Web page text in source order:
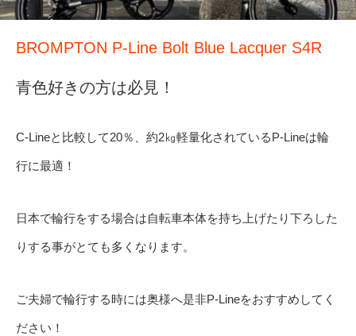
BROMPTON P-Line Bolt Blue Lacquer S4R
青色好きの方は必見！
C-Lineと比較して20％、約2㎏軽量化されているP-Lineは輪
行に最適！
日本で輪行をする場合は自転車本体を持ち上げたり下ろした
りする事がとても多くなります。
ご夫婦で輪行する時には奥様へ是非P-Lineをおすすめしてく
ださい！